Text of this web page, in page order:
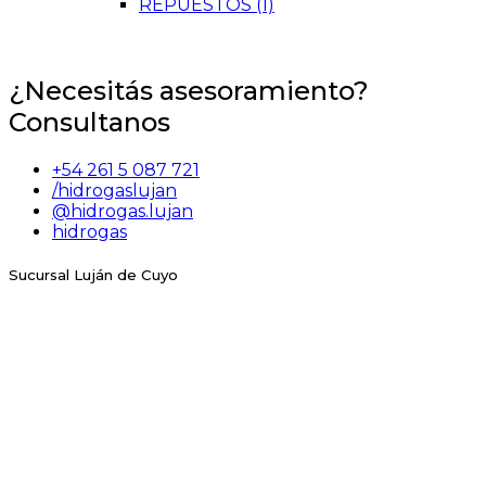
REPUESTOS (1)
¿Necesitás asesoramiento?
Consultanos
+54 261 5 087 721
/hidrogaslujan
@hidrogas.lujan
hidrogas
Sucursal Luján de Cuyo